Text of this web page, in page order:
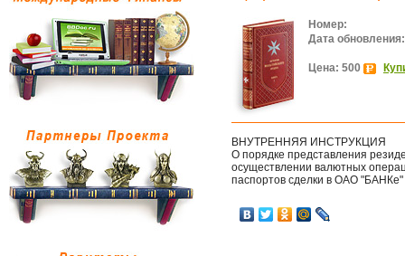
Номер:
Дата обновления:
Цена: 500
ВНУТРЕННЯЯ ИНСТРУКЦИЯ
О порядке представления
осуществлении валютных
паспортов сделки в ОАО "БАНКе"